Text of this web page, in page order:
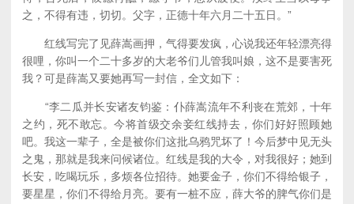
之，不得有违，切切。父字，正德十年六月二十五日。”
红线写完了见薛嵩画押，气得要发疯，心说我还年轻漂亮得
很哩，你叫一个二十多岁的大老爷们儿管我叫娘，这不是要害死
我？可是薛嵩又要她再写一封信，全文如下：
“李二瓜并长安诸友钧鉴：仆薛嵩流年不利丧在荒郊，十年
之约，死不敢忘。今将首级交余妾红线持去，你们好好照顾她
吧。我这一辈子，全是被你们这批乌鸦咒坏了！今后梦中见无头
之鬼，那就是我来问候诸位。红线是我的大令，对我很好；她到
长安，吃喝玩乐，多烦各位招待。她要金子，你们不得给银子，
要星星，你们不得给月亮。要有一桩不应，薛大爷的脾气你们是